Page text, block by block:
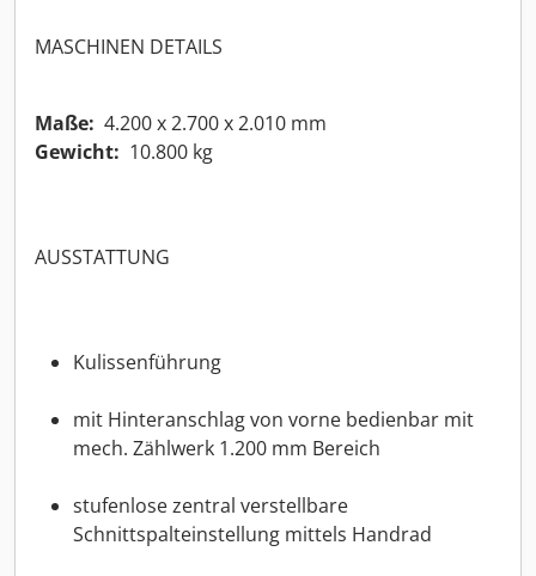
MASCHINEN DETAILS
Maße: 4.200 x 2.700 x 2.010 mm
Gewicht: 10.800 kg
AUSSTATTUNG
Kulissenführung
mit Hinteranschlag von vorne bedienbar mit
mech. Zählwerk 1.200 mm Bereich
stufenlose zentral verstellbare
Schnittspalteinstellung mittels Handrad